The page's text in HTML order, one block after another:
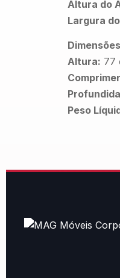
Altura do
Largura
Altura: 77
Peso